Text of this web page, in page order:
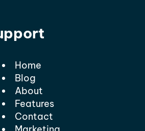
Home
Blog
About
Features
Contact